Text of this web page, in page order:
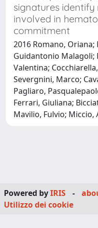
signatures
involved in
commitment
2016 Romano, Oriana;
Guidantonio Malagoli;
Valentina;
Severgnini, Marco;
Pagliaro,
Ferrari, Giuliana;
Mavilio, Fulvio; Miccio,
Powered byIRIS -
Utilizzo dei cookie